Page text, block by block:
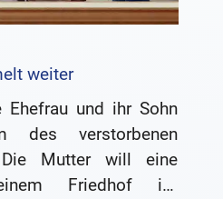
weiter
und ihr Sohn
des verstorbenen
Die Mutter will eine
Friedhof im